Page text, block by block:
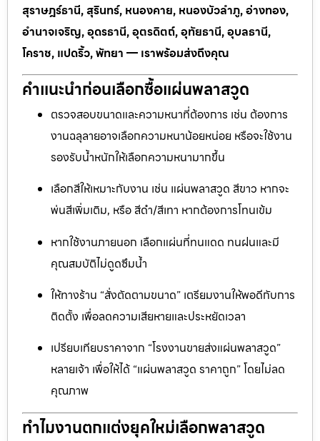
สุราษฎร์ธานี, สุรินทร์, หนองคาย, หนองบัวลำภู, อ่างทอง,
อำนาจเจริญ, อุดรธานี, อุตรดิตถ์, อุทัยธานี, อุบลธานี,
โคราช, แปดริ้ว, พัทยา — เราพร้อมส่งถึงคุณ
คำแนะนำก่อนเลือกซื้อแผ่นพลาสวูด
ตรวจสอบขนาดและความหนาที่ต้องการ เช่น ต้องการ
งานฉลุลายอาจเลือกความหนาน้อยหน่อย หรือจะใช้งาน
รองรับน้ำหนักให้เลือกความหนามากขึ้น
เลือกสีให้เหมาะกับงาน เช่น แผ่นพลาสวูด สีขาว หากจะ
พ่นสีเพิ่มเติม, หรือ สีดำ/สีเทา หากต้องการโทนเข้ม
หากใช้งานภายนอก เลือกแผ่นที่ทนแดด ทนฝนและมี
คุณสมบัติไม่ดูดซึมน้ำ
ให้ทางร้าน “สั่งตัดตามขนาด” เตรียมงานให้พอดีกับการ
ติดตั้ง เพื่อลดความเสียหายและประหยัดเวลา
เปรียบเทียบราคาจาก “โรงงานขายส่งแผ่นพลาสวูด”
หลายเจ้า เพื่อให้ได้ “แผ่นพลาสวูด ราคาถูก” โดยไม่ลด
คุณภาพ
ทำไมงานตกแต่งยุคใหม่เลือกพลาสวูด